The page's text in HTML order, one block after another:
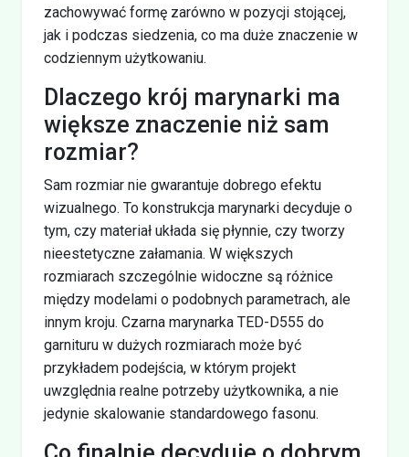
zachowywać formę zarówno w pozycji stojącej,
jak i podczas siedzenia, co ma duże znaczenie w
codziennym użytkowaniu.
Dlaczego krój marynarki ma
większe znaczenie niż sam
rozmiar?
Sam rozmiar nie gwarantuje dobrego efektu
wizualnego. To konstrukcja marynarki decyduje o
tym, czy materiał układa się płynnie, czy tworzy
nieestetyczne załamania. W większych
rozmiarach szczególnie widoczne są różnice
między modelami o podobnych parametrach, ale
innym kroju. Czarna marynarka TED-D555 do
garnituru w dużych rozmiarach może być
przykładem podejścia, w którym projekt
uwzględnia realne potrzeby użytkownika, a nie
jedynie skalowanie standardowego fasonu.